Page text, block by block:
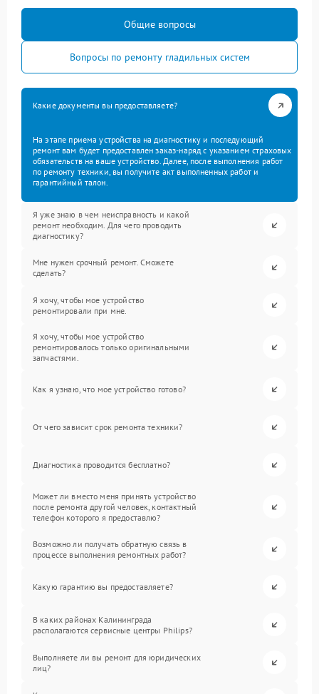
Общие вопросы
Вопросы по ремонту гладильных систем
Какие документы вы предоставляете?
На этапе приема устройства на диагностику и последующий
ремонт вам будет предоставлен заказ-наряд с указанием страховых
обязательств на ваше устройство. Далее, после выполнения работ
по ремонту техники, вы получите акт выполненных работ и
гарантийный талон.
Я уже знаю в чем неисправность и какой
ремонт необходим. Для чего проводить
диагностику?
Мне нужен срочный ремонт. Сможете
сделать?
Я хочу, чтобы мое устройство
ремонтировали при мне.
Я хочу, чтобы мое устройство
ремонтировалось только оригинальными
запчастями.
Как я узнаю, что мое устройство готово?
От чего зависит срок ремонта техники?
Диагностика проводится бесплатно?
Может ли вместо меня принять устройство
после ремонта другой человек, контактный
телефон которого я предоставлю?
Возможно ли получать обратную связь в
процессе выполнения ремонтных работ?
Какую гарантию вы предоставляете?
В каких районах Калининграда
располагаются сервисные центры Philips?
Выполняете ли вы ремонт для юридических
лиц?